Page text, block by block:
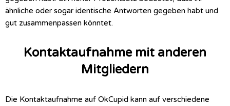
ähnliche oder sogar identische Antworten gegeben habt und
gut zusammenpassen könntet.
Kontaktaufnahme mit anderen
Mitgliedern
Die Kontaktaufnahme auf OkCupid kann auf verschiedene